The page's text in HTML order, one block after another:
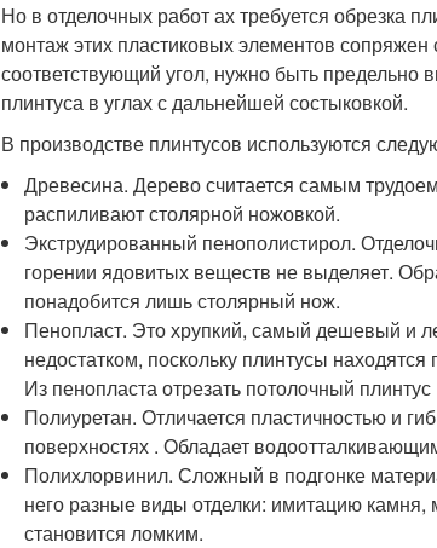
Но в отделочных работ ах требуется обрезка
монтаж этих пластиковых элементов
соответствующий угол, нужно быть предельно
плинтуса в углах с дальнейшей состыковкой.
В производстве плинтусов используются
Древесина. Дерево считается самым
распиливают столярной ножовкой.
Экструдированный пенополистирол.
горении ядовитых веществ не выделяет.
понадобится лишь столярный нож.
Пенопласт. Это хрупкий, самый дешевый и
недостатком, поскольку плинтусы
Из пенопласта отрезать потолочный
Полиуретан. Отличается пластичностью и
поверхностях . Обладает
Полихлорвинил. Сложный в подгонке
него разные виды отделки: имитацию
становится ломким.